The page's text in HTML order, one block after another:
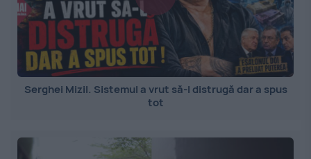
Serghei Mizil. Sistemul a vrut să-l distrugă dar a spus
tot